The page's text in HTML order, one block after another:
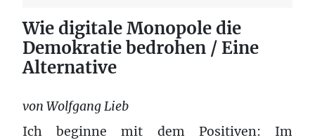
Wie digitale Monopole die
Demokratie bedrohen / Eine
Alternative
von Wolfgang Lieb
Ich beginne mit dem Positiven: Im